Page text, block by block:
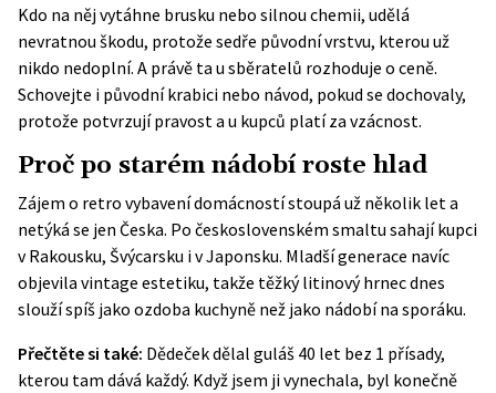
Kdo na něj vytáhne brusku nebo silnou chemii, udělá
nevratnou škodu, protože sedře původní vrstvu, kterou už
nikdo nedoplní. A právě ta u sběratelů rozhoduje o ceně.
Schovejte i původní krabici nebo návod, pokud se dochovaly,
protože potvrzují pravost a u kupců platí za vzácnost.
Proč po starém nádobí roste hlad
Zájem o retro vybavení domácností stoupá už několik let a
netýká se jen Česka. Po československém smaltu sahají kupci
v Rakousku, Švýcarsku i v Japonsku. Mladší generace navíc
objevila vintage estetiku, takže těžký litinový hrnec dnes
slouží spíš jako ozdoba kuchyně než jako nádobí na sporáku.
Přečtěte si také: Dědeček dělal guláš 40 let bez 1 přísady,
kterou tam dává každý. Když jsem ji vynechala, byl konečně